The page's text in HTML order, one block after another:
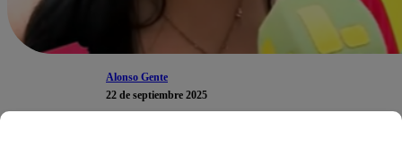
Alonso Gente
22 de septiembre 2025